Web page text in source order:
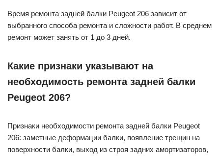
Время ремонта задней балки Peugeot 206 зависит от
выбранного способа ремонта и сложности работ. В среднем
ремонт может занять от 1 до 3 дней.
Какие признаки указывают на
необходимость ремонта задней балки
Peugeot 206?
Признаки необходимости ремонта задней балки Peugeot
206: заметные деформации балки, появление трещин на
поверхности балки, выход из строя задних амортизаторов,